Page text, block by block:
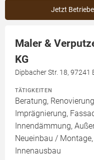
Jetzt
Maler &
KG
Dipbacher Str. 18,
TÄTIGKEITEN
Beratung,
Imprägnierung,
Innendämmung,
Neueinbau /
Innenausbau